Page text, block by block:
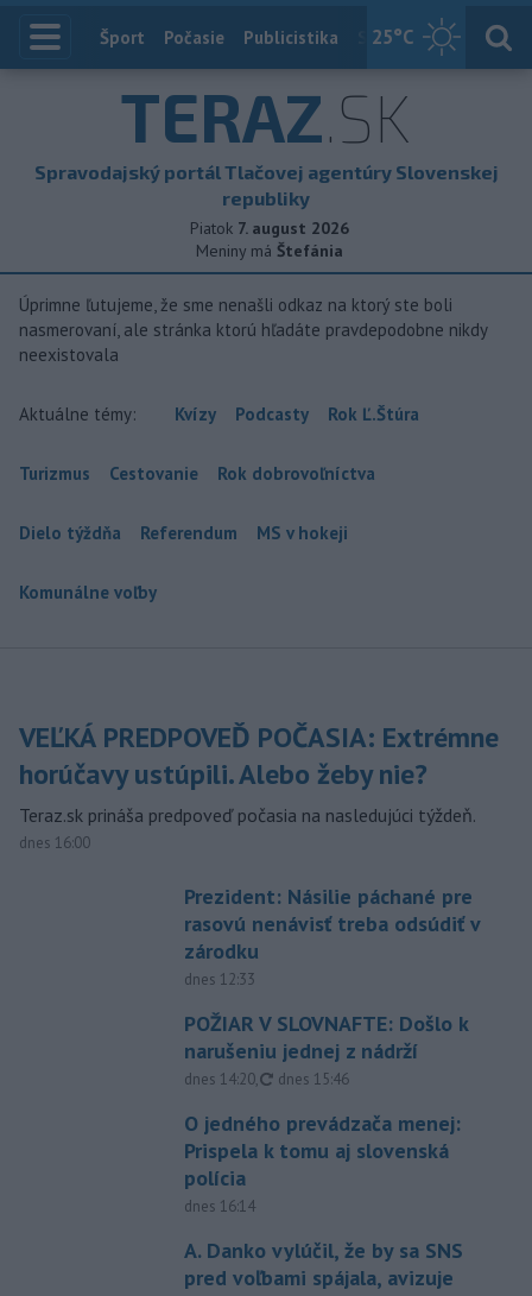
25°C
Index
Šport Počasie Publicistika Slovensko
TERAZ.SK
Spravodajský portál Tlačovej agentúry Slovenskej
republiky
Piatok 7. august 2026
Meniny má Štefánia
Úprimne ľutujeme, že sme nenašli odkaz na ktorý ste boli
nasmerovaní, ale stránka ktorú hľadáte pravdepodobne nikdy
neexistovala
Aktuálne témy: Kvízy Podcasty Rok Ľ.Štúra
Turizmus Cestovanie Rok dobrovoľníctva
Dielo týždňa Referendum MS v hokeji
Komunálne voľby
VEĽKÁ PREDPOVEĎ POČASIA: Extrémne
horúčavy ustúpili. Alebo žeby nie?
Teraz.sk prináša predpoveď počasia na nasledujúci týždeň.
dnes 16:00
Prezident: Násilie páchané pre
rasovú nenávisť treba odsúdiť v
zárodku
dnes 12:33
POŽIAR V SLOVNAFTE: Došlo k
narušeniu jednej z nádrží
dnes 14:20, aktualizované
dnes 15:46
O jedného prevádzača menej:
Prispela k tomu aj slovenská
polícia
dnes 16:14
A. Danko vylúčil, že by sa SNS
pred voľbami spájala, avizuje